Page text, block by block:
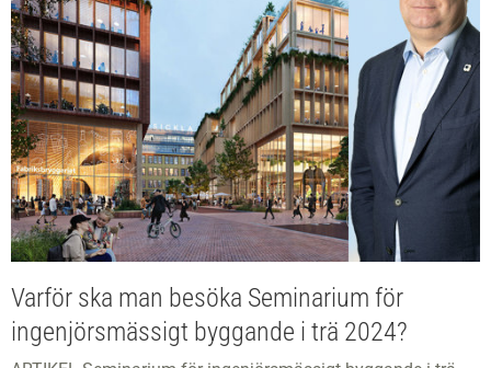
Varför ska man besöka Seminarium för
ingenjörsmässigt byggande i trä 2024?